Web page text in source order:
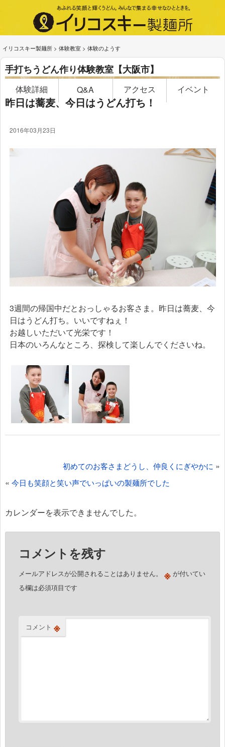
イリコスキー製麺所 > 体験教室 > 体験のようす
手打ちうどん作り体験教室【大阪市】
体験詳細 Q&A アクセス イベント
昨日は蕎麦、今日はうどん打ち！
2016年03月23日
3週間の帰国中だとおっしゃるお客さま。昨日は蕎麦、今
日はうどん打ち。いいですねぇ！
お越しいただいて光栄です！
日本のいろんなところ、探検して楽しんでくださいね。
稿
ビ
初めてのお客さまどうし、仲良くにぎやかに »
« 今日も笑顔と笑い声でいっぱいの製麺所でした
カレンダーを表示できませんでした。
コメントを残す
メールアドレスが公開されることはありません。 ※が付いてい
る欄は必須項目です
コメント ※